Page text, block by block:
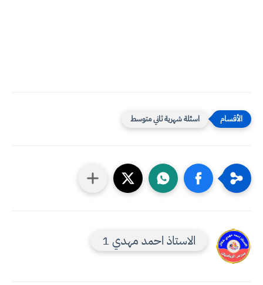
اسئلة شهرية ثاني متوسط
الاستاذ احمد مهدي 1